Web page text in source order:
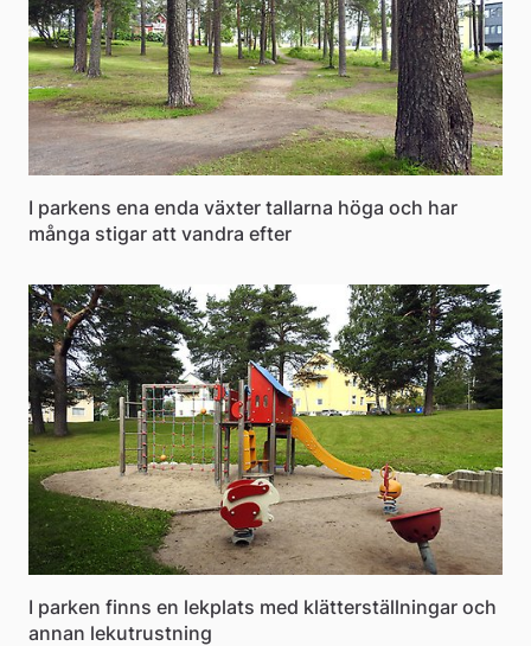
I parkens ena enda växter tallarna höga och har
många stigar att vandra efter
I parken finns en lekplats med klätterställningar och
annan lekutrustning